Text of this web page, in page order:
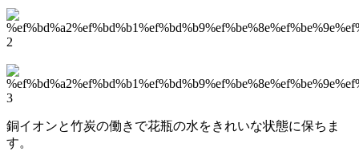
銅イオンと竹炭の働きで花瓶の水をきれいな状態に保ちま
す。